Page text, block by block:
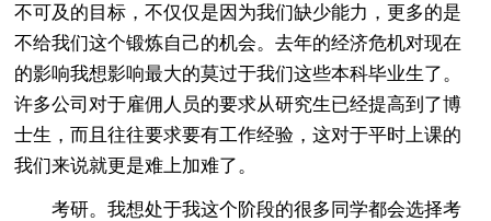
不可及的目标，不仅仅是因为我们缺少能力，更多的是
不给我们这个锻炼自己的机会。去年的经济危机对现在
的影响我想影响最大的莫过于我们这些本科毕业生了。
许多公司对于雇佣人员的要求从研究生已经提高到了博
士生，而且往往要求要有工作经验，这对于平时上课的
我们来说就更是难上加难了。
考研。我想处于我这个阶段的很多同学都会选择考